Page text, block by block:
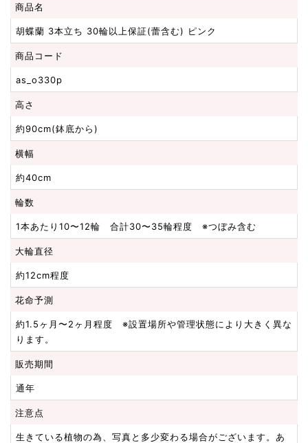
商品名
胡蝶蘭 3本立ち 30輪以上保証(蕾含む) ピンク
商品コード
as_o330p
高さ
約90cm(鉢底から)
横幅
約40cm
輪数
1本あたり10〜12輪 合計30〜35輪程度 ※つぼみ含む
大輪直径
約12cm程度
花命予測
約1.5ヶ月〜2ヶ月程度 ※設置場所や管理状態により大きく異な
ります。
販売期間
通年
注意点
生きている植物の為、写真と多少変わる場合がございます。あ